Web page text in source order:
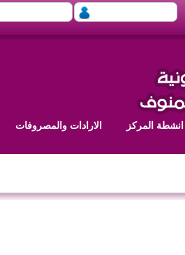
انشطة المركز الارادات والمصروفات